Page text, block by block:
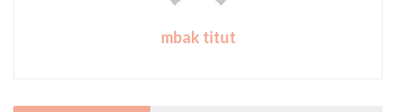
mbak titut